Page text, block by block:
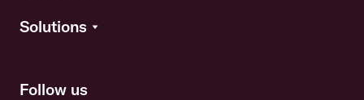
Solutions
Follow us